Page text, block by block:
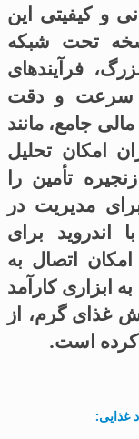
و کیفیتی این
تحت شبکه
فرآیندهای
سرعت و دقت
جامع، مانند
امکان تحلیل
تأمین را
مدیریت در
اندروید برای
اتصال به
ابزاری کارآمد
غذای گرم، از
کرده است.
غذایی: